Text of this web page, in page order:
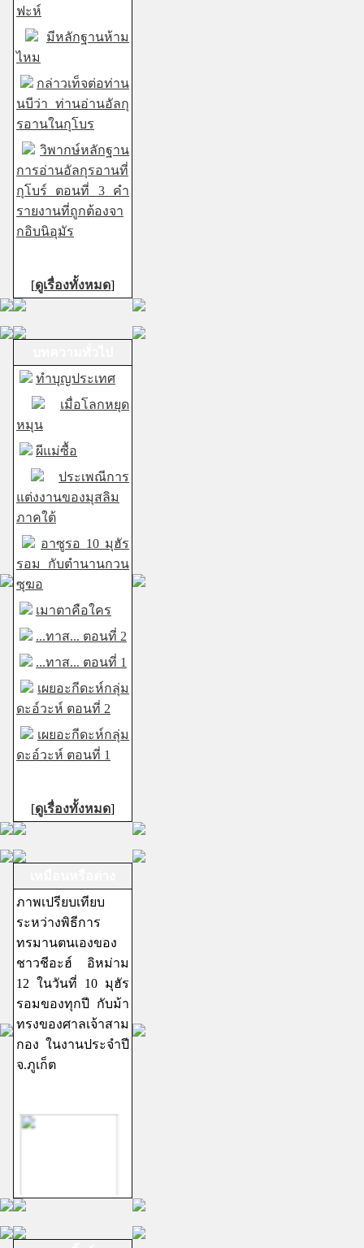
ฟะห์
มีหลักฐานห้าม
ไหม
กล่าวเท็จต่อท่าน
นบีว่า ท่านอ่านอัลกุ
รอานในกุโบร
วิพากษ์หลักฐาน
การอ่านอัลกุรอานที่
กุโบร์ ตอนที่ 3 คำ
รายงานที่ถูกต้องจา
กอิบนิอุมัร
[ดูเรื่องทั้งหมด]
ทำบุญประเทศ
เมื่อโลกหยุด
หมุน
ผีแม่ซื้อ
ประเพณีการ
แต่งงานของมุสลิม
ภาคใต้
อาซูรอ 10 มุฮัร
รอม กับตำนานกวน
ซุฆอ
เมาตาคือใคร
...ทาส... ตอนที่ 2
...ทาส... ตอนที่ 1
เผยอะกีดะห์กลุ่ม
ดะอ์วะห์ ตอนที่ 2
เผยอะกีดะห์กลุ่ม
ดะอ์วะห์ ตอนที่ 1
[ดูเรื่องทั้งหมด]
ภาพเปรียบเทียบ
ระหว่างพิธีการ
ทรมานตนเองของ
ชาวชีอะฮ์ อิหม่าม
12 ในวันที่ 10 มุฮัร
รอมของทุกปี กับม้า
ทรงของศาลเจ้าสาม
กอง ในงานประจำปี
จ.ภูเก็ต
ชีอะฮ์อิหม่ามสิบ